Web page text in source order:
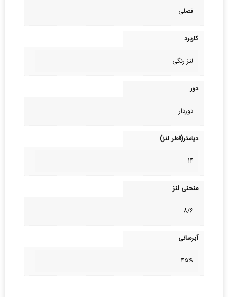
فصلی
کاربرد
لنز رنگی
دور
دوردار
دیامتر(قطر لنز)
14
منحنی لنز
8/6
آبرسانی
45%